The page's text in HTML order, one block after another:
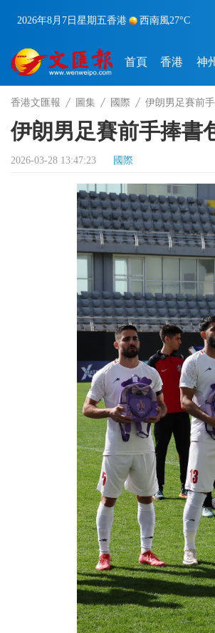
2026年8月7日 星期五香港 西南風27°C
首頁 香港 神
香港文匯報 圖集 國際 伊朗男足賽前
伊朗男足賽前手捧
2026-03-28 13:47:23 國際